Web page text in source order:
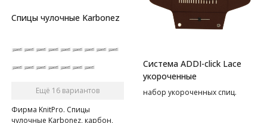
Спицы чулочные Karbonez
Ещё 16 вариантов
Фирма KnitPro. Спицы
чулочные Karbonez, карбон,
Система ADDI-click Lace
укороченные
набор укороченных спиц.